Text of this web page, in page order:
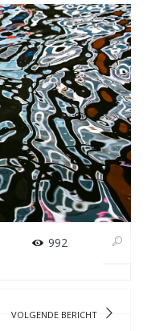
992
VOLGENDE BERICHT